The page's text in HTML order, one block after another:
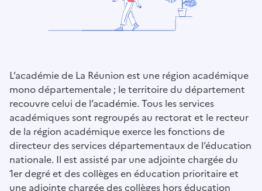
L’académie de La Réunion est une région académique
mono départementale ; le territoire du département
recouvre celui de l’académie. Tous les services
académiques sont regroupés au rectorat et le recteur
de la région académique exerce les fonctions de
directeur des services départementaux de l’éducation
nationale. Il est assisté par une adjointe chargée du
1er degré et des collèges en éducation prioritaire et
une adjointe chargée des collèges hors éducation